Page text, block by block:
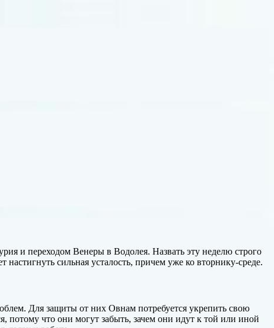
и переходом Венеры в Водолея. Назвать эту неделю строго
сильная усталость, причем уже ко вторнику-среде.
Для защиты от них Овнам потребуется укрепить свою
потому что они могут забыть, зачем они идут к той или иной